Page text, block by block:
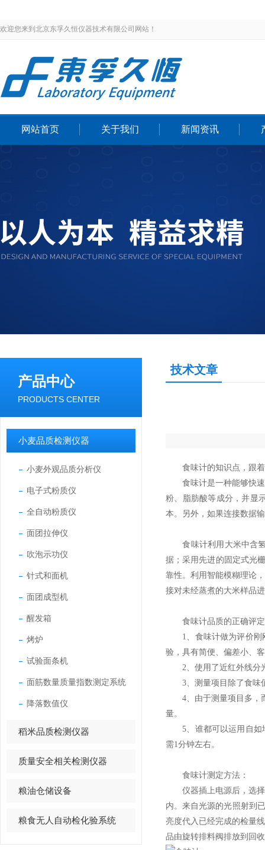
欢迎您来到北京东孚久恒仪器技术有限公司网站！
网站首页 关于我们 新闻资讯
产品中心
PRODUCTS CENTER
小麦品质检测仪器
小麦外观品质分析仪
电子式粉质仪
全自动粉质仪
面团拉伸仪
吹泡示功仪
针式和面机
面团成型机
醒发箱
烤炉
试验面条机
面筋数量质量指数测定系统
降落数值仪
稻米品质检测仪器
质量安全相关检测仪器
粮油仓储设备
粮食无人自动检化验系统
技术文章
食味计的知识点，跟着
食味计是一种能够快速
粉、脂肪酸等成分，并显
本。另外，如果连接数据
食味计利用大米中含氢
据；采用先进的固定式光
靠性。利用智能模糊理论
接对未经蒸煮的大米样品
食味计品质的正确评
1、食味计做为评价刚刚
验，具有简便、偏差小、
2、使用了近红外线分
3、测量项目除了食味值
4、由于测量项目多，而
量。
5、谁都可以运用自如地
需1分钟左右。
食味计测定方法：
仪器插上电源后，选择
内。来自光源的光照射到
亮度代入已经完成的检量
品由旋转排料阀排放到回